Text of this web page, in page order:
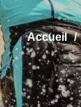
Accueil